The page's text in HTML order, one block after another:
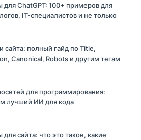
ChatGPT: 100+ примеров для
IT-специалистов и не только
сайта: полный гайд по Title,
Canonical, Robots и другим тегам
для программирования:
лучший ИИ для кода
сайта: что это такое, какие